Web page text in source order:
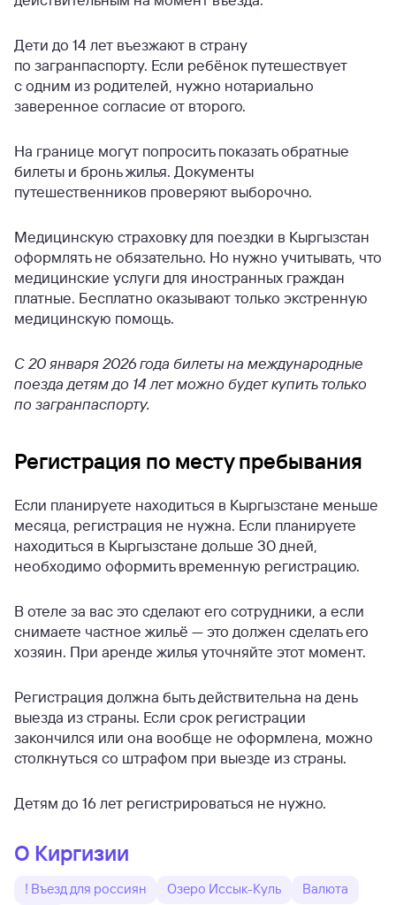
Дети до 14 лет въезжают в страну
по загранпаспорту. Если ребёнок путешествует
с одним из родителей, нужно нотариально
заверенное согласие от второго.
На границе могут попросить показать обратные
билеты и бронь жилья. Документы
путешественников проверяют выборочно.
Медицинскую страховку для поездки в Кыргызстан
оформлять не обязательно. Но нужно учитывать, что
медицинские услуги для иностранных граждан
платные. Бесплатно оказывают только экстренную
медицинскую помощь.
С 20 января 2026 года билеты на международные
поезда детям до 14 лет можно будет купить только
по загранпаспорту.
Регистрация по месту пребывания
Если планируете находиться в Кыргызстане меньше
месяца, регистрация не нужна. Если планируете
находиться в Кыргызстане дольше 30 дней,
необходимо оформить временную регистрацию.
В отеле за вас это сделают его сотрудники, а если
снимаете частное жильё — это должен сделать его
хозяин. При аренде жилья уточняйте этот момент.
Регистрация должна быть действительна на день
выезда из страны. Если срок регистрации
закончился или она вообще не оформлена, можно
столкнуться со штрафом при выезде из страны.
Детям до 16 лет регистрироваться не нужно.
О Киргизии
! Въезд для россиян Озеро Иссык-Куль
Валюта